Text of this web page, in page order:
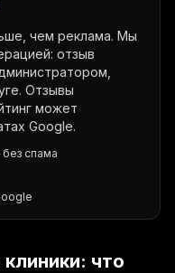
чем реклама. Мы
отзыв
Отзывы
может
Google.
спама
что